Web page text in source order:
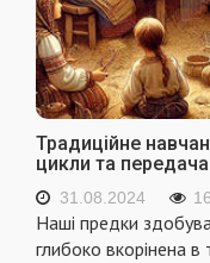
Традиційне
цикли та
31.08.2024
Наші предки
глибоко вкорінена в